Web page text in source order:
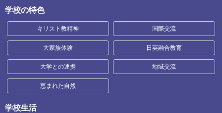
学校の特色
キリスト教精神 国際交流
大家族体験 日英融合教育
大学との連携 地域交流
恵まれた自然
学校生活